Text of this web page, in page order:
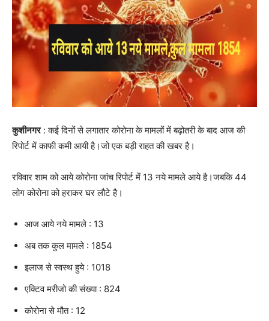
कुशीनगर: कई दिनों से लगातार कोरोना के मामलों में बढ़ोतरी के बाद आज की
रिपोर्ट में काफी कमी आयी है।जो एक बड़ी राहत की खबर है।
रविवार शाम को आये कोरोना जांच रिपोर्ट में 13 नये मामले आये है।जबकि 44
लोग कोरोना को हराकर घर लौटे है।
आज आये नये मामले : 13
अब तक कुल मामले : 1854
इलाज से स्वस्थ हुये : 1018
एक्टिव मरीजो की संख्या : 824
कोरोना से मौत : 12